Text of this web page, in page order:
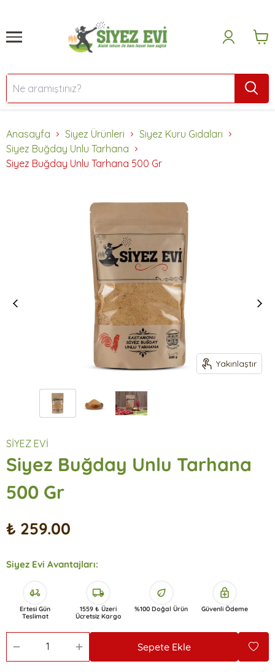
Anasayfa Siyez Ürünleri
Siyez Kuru Gıdaları
Siyez Buğday Unlu Tarhana
Siyez Buğday Unlu Tarhana 500 Gr
Yakınlaştır
SİYEZ EVİ
Siyez Buğday Unlu Tarhana
500 Gr
₺ 259.00
Siyez Evi Avantajları:
delivery_dining
Ertesi Gün
Teslimat
local_shipping
1559 ₺ Üzeri
Ücretsiz Kargo
eco
%100 Doğal Ürün
enhanced_encryption
Güvenli Ödeme
Sepete Ekle